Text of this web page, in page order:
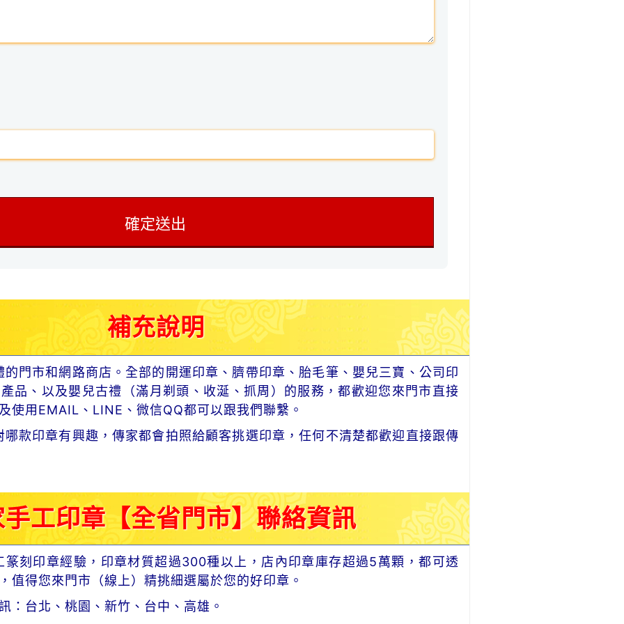
補充說明
門市和網路商店。全部的開運印章、臍帶印章、胎毛筆、嬰兒三寶、公司印
品、以及嬰兒古禮（滿月剃頭、收涎、抓周）的服務，都歡迎您來門市直接
使用EMAIL、LINE、微信QQ都可以跟我們聯繫。
款印章有興趣，傳家都會拍照給顧客挑選印章，任何不清楚都歡迎直接跟傳
工印章【全省門市】聯絡資訊
刻印章經驗，印章材質超過300種以上，店內印章庫存超過5萬顆，都可透
值得您來門市（線上）精挑細選屬於您的好印章。
：台北、桃園、新竹、台中、高雄。